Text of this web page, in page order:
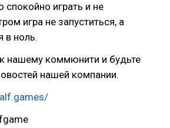
спокойно играть и не
игра не запуститься, а
в ноль.
нашему коммюнити и будьте
нашей компании.